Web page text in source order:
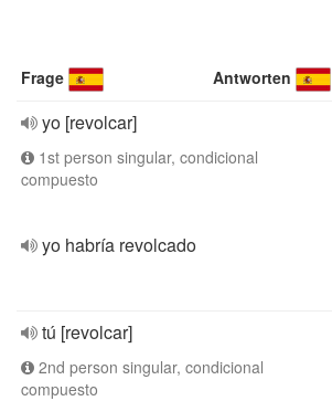
Frage Antworten
yo [revolcar]
1st person singular, condicional
compuesto
yo habría revolcado
tú [revolcar]
2nd person singular, condicional
compuesto